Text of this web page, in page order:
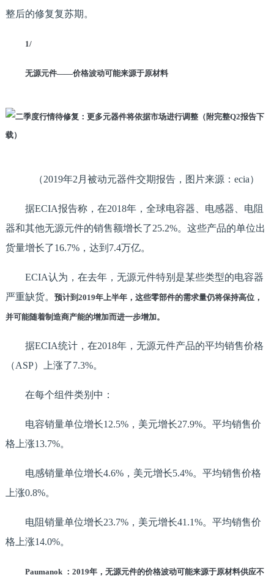
整后的修复复苏期。
1/
无源元件——价格波动可能来源于原材料
（2019年2月被动元器件交期报告，图片来源：ecia）
据ECIA报告称，在2018年，全球电容器、电感器、电阻
器和其他无源元件的销售额增长了25.2%。这些产品的单位出
货量增长了16.7%，达到7.4万亿。
ECIA认为，在去年，无源元件特别是某些类型的电容器
严重缺货。 预计到2019年上半年，这些零部件的需求量仍将保持高位，
并可能随着制造商产能的增加而进一步增加。
据ECIA统计，在2018年，无源元件产品的平均销售价格
（ASP）上涨了7.3%。
在每个组件类别中：
电容销量单位增长12.5%，美元增长27.9%。平均销售价
格上涨13.7%。
电感销量单位增长4.6%，美元增长5.4%。平均销售价格
上涨0.8%。
电阻销量单位增长23.7%，美元增长41.1%。平均销售价
格上涨14.0%。
Paumanok ：2019年，无源元件的价格波动可能来源于原材料供应不